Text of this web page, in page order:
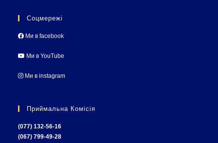
Соцмережі
Ми в facebook
Ми в YouTube
Ми в instagram
Приймальна Комісія
(077) 132-56-16
(067) 799-49-28